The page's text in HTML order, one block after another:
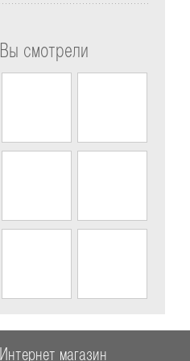
Вы смотрели
Интернет магазин